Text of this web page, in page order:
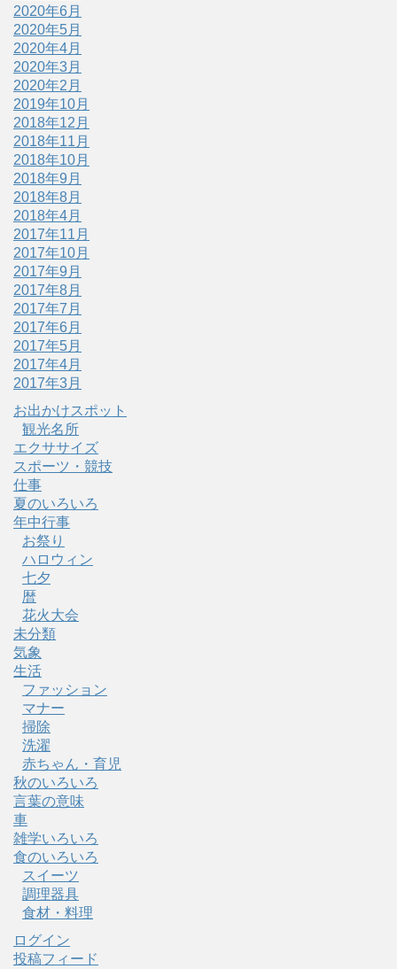
2020年6月
2020年5月
2020年4月
2020年3月
2020年2月
2019年10月
2018年12月
2018年11月
2018年10月
2018年9月
2018年8月
2018年4月
2017年11月
2017年10月
2017年9月
2017年8月
2017年7月
2017年6月
2017年5月
2017年4月
2017年3月
お出かけスポット
観光名所
エクササイズ
スポーツ・競技
仕事
夏のいろいろ
年中行事
お祭り
ハロウィン
七夕
暦
花火大会
未分類
気象
生活
ファッション
マナー
掃除
洗濯
赤ちゃん・育児
秋のいろいろ
言葉の意味
車
雑学いろいろ
食のいろいろ
スイーツ
調理器具
食材・料理
ログイン
投稿フィード